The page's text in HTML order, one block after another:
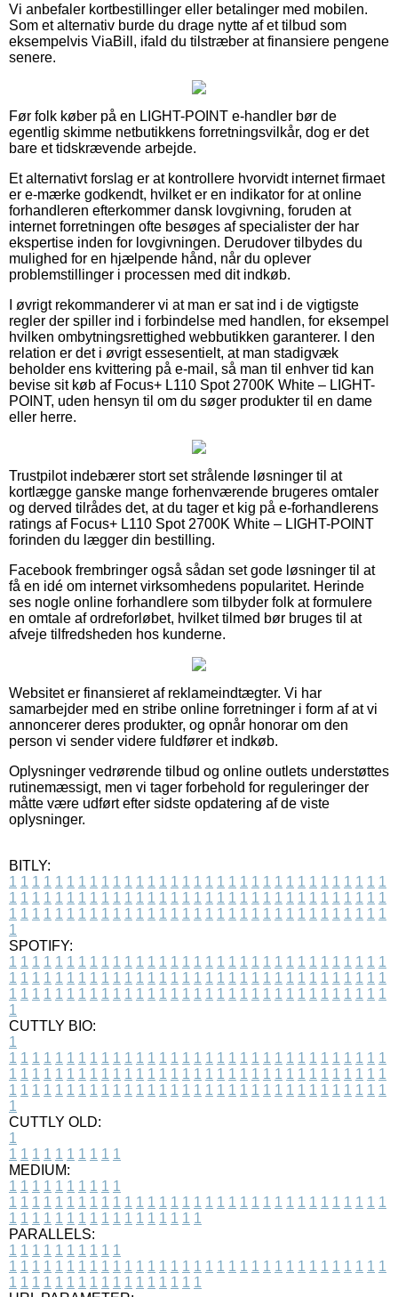
Vi anbefaler kortbestillinger eller betalinger med mobilen.
Som et alternativ burde du drage nytte af et tilbud som
eksempelvis ViaBill, ifald du tilstræber at finansiere pengene
senere.
Før folk køber på en LIGHT-POINT e-handler bør de
egentlig skimme netbutikkens forretningsvilkår, dog er det
bare et tidskrævende arbejde.
Et alternativt forslag er at kontrollere hvorvidt internet firmaet
er e-mærke godkendt, hvilket er en indikator for at online
forhandleren efterkommer dansk lovgivning, foruden at
internet forretningen ofte besøges af specialister der har
ekspertise inden for lovgivningen. Derudover tilbydes du
mulighed for en hjælpende hånd, når du oplever
problemstillinger i processen med dit indkøb.
I øvrigt rekommanderer vi at man er sat ind i de vigtigste
regler der spiller ind i forbindelse med handlen, for eksempel
hvilken ombytningsrettighed webbutikken garanterer. I den
relation er det i øvrigt essesentielt, at man stadigvæk
beholder ens kvittering på e-mail, så man til enhver tid kan
bevise sit køb af Focus+ L110 Spot 2700K White – LIGHT-
POINT, uden hensyn til om du søger produkter til en dame
eller herre.
Trustpilot indebærer stort set strålende løsninger til at
kortlægge ganske mange forhenværende brugeres omtaler
og derved tilrådes det, at du tager et kig på e-forhandlerens
ratings af Focus+ L110 Spot 2700K White – LIGHT-POINT
forinden du lægger din bestilling.
Facebook frembringer også sådan set gode løsninger til at
få en idé om internet virksomhedens popularitet. Herinde
ses nogle online forhandlere som tilbyder folk at formulere
en omtale af ordreforløbet, hvilket tilmed bør bruges til at
afveje tilfredsheden hos kunderne.
Websitet er finansieret af reklameindtægter. Vi har
samarbejder med en stribe online forretninger i form af at vi
annoncerer deres produkter, og opnår honorar om den
person vi sender videre fuldfører et indkøb.
Oplysninger vedrørende tilbud og online outlets understøttes
rutinemæssigt, men vi tager forbehold for reguleringer der
måtte være udført efter sidste opdatering af de viste
oplysninger.
BITLY:
1 1 1 1 1 1 1 1 1 1 1 1 1 1 1 1 1 1 1 1 1 1 1 1 1 1 1 1 1 1 1 1 1
1 1 1 1 1 1 1 1 1 1 1 1 1 1 1 1 1 1 1 1 1 1 1 1 1 1 1 1 1 1 1 1 1
1 1 1 1 1 1 1 1 1 1 1 1 1 1 1 1 1 1 1 1 1 1 1 1 1 1 1 1 1 1 1 1 1
1
SPOTIFY:
1 1 1 1 1 1 1 1 1 1 1 1 1 1 1 1 1 1 1 1 1 1 1 1 1 1 1 1 1 1 1 1 1
1 1 1 1 1 1 1 1 1 1 1 1 1 1 1 1 1 1 1 1 1 1 1 1 1 1 1 1 1 1 1 1 1
1 1 1 1 1 1 1 1 1 1 1 1 1 1 1 1 1 1 1 1 1 1 1 1 1 1 1 1 1 1 1 1 1
1
CUTTLY BIO:
1
1 1 1 1 1 1 1 1 1 1 1 1 1 1 1 1 1 1 1 1 1 1 1 1 1 1 1 1 1 1 1 1 1
1 1 1 1 1 1 1 1 1 1 1 1 1 1 1 1 1 1 1 1 1 1 1 1 1 1 1 1 1 1 1 1 1
1 1 1 1 1 1 1 1 1 1 1 1 1 1 1 1 1 1 1 1 1 1 1 1 1 1 1 1 1 1 1 1 1
1
CUTTLY OLD:
1
1 1 1 1 1 1 1 1 1 1
MEDIUM:
1 1 1 1 1 1 1 1 1 1
1 1 1 1 1 1 1 1 1 1 1 1 1 1 1 1 1 1 1 1 1 1 1 1 1 1 1 1 1 1 1 1 1
1 1 1 1 1 1 1 1 1 1 1 1 1 1 1 1 1
PARALLELS:
1 1 1 1 1 1 1 1 1 1
1 1 1 1 1 1 1 1 1 1 1 1 1 1 1 1 1 1 1 1 1 1 1 1 1 1 1 1 1 1 1 1 1
1 1 1 1 1 1 1 1 1 1 1 1 1 1 1 1 1